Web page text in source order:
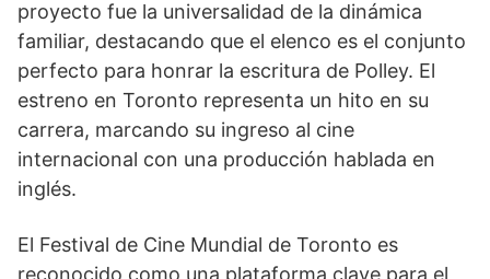
proyecto fue la universalidad de la dinámica
familiar, destacando que el elenco es el conjunto
perfecto para honrar la escritura de Polley. El
estreno en Toronto representa un hito en su
carrera, marcando su ingreso al cine
internacional con una producción hablada en
inglés.
El Festival de Cine Mundial de Toronto es
reconocido como una plataforma clave para el